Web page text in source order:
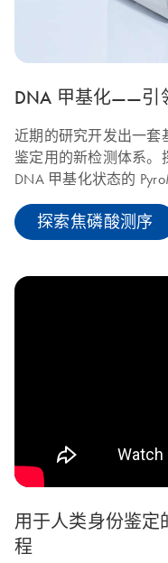
DNA 甲基化——引
近期的研究开发出一套
鉴定用的新检测体系。
DNA 甲基化状态的
探索焦磷酸测序
用于人类身份鉴定
程